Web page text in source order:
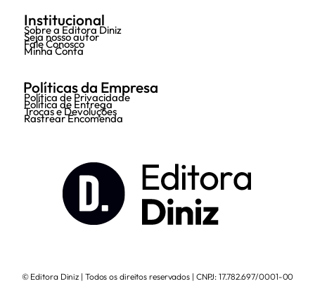
Institucional
Sobre a Editora Diniz
Seja nosso autor
Fale Conosco
Minha Conta
Políticas da Empresa
Política de Privacidade
Política de Entrega
Trocas e Devoluções
Rastrear Encomenda
© Editora Diniz | Todos os direitos reservados | CNPJ: 17.782.697/0001-00